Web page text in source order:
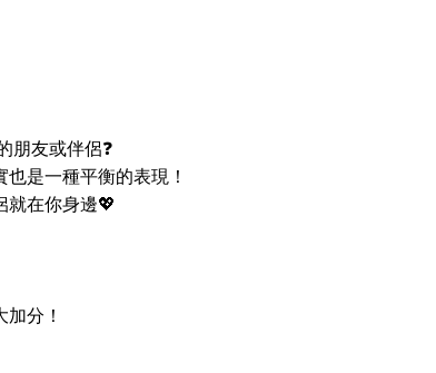
友或伴侶❓
是一種平衡的表現！
就在你身邊💖
分！